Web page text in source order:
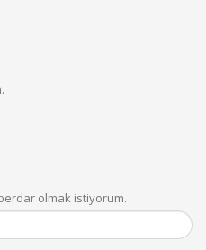
olmak istiyorum.